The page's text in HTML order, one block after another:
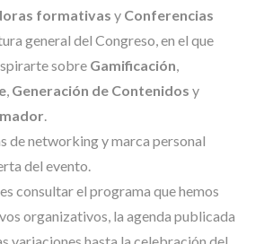
formativas y Conferencias
general del Congreso, en el que
sobre Gamificación
Generación de Contenidos y
de networking y marca personal
del evento.
consultar el programa que hemos
organizativos, la agenda publicada
variaciones hasta la celebración del